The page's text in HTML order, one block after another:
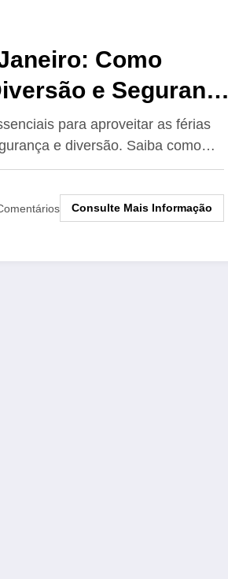
Como
e Segurança
Família
para aproveitar as férias
e diversão. Saiba como…
Consulte Mais Informação